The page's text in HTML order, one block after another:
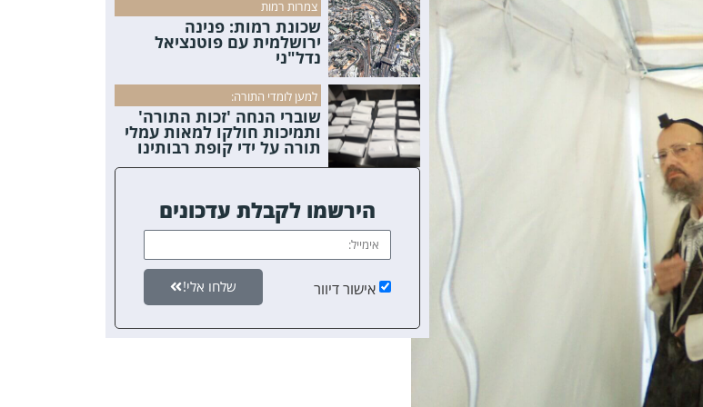
צמרות רמות
שכונת רמות: פנינה
ירושלמית עם פוטנציאל
נדל"ני
למען לומדי התורה:
שוברי הנחה 'זכות התורה'
ותמיכות חולקו למאות עמלי
תורה על ידי קופת רבותינו
הירשמו לקבלת עדכונים
אישור דיוור שלחו אלי!